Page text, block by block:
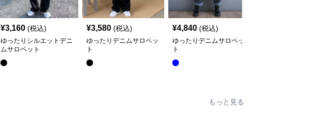
¥3,160 (税込)
ゆったりシルエットデニ
ムサロペット
¥3,580 (税込)
ゆったりデニムサロペッ
ト
¥4,840 (税込)
ゆったりデニムサロペッ
ト
もっと見る